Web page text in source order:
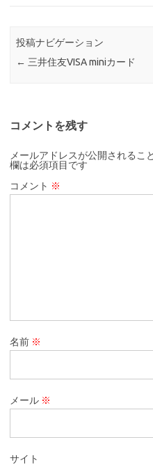
投稿ナビゲーション
← 三井住友VISA miniカード
コメントを残す
メールアドレスが公開されるこ
欄は必須項目です
コメント ※
名前 ※
メール ※
サイト